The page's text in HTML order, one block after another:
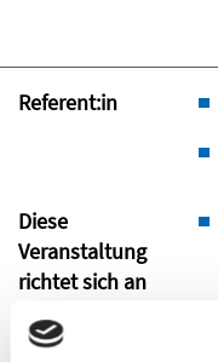
Referent:in
Diese
Veranstaltung
richtet sich an
Inhalte